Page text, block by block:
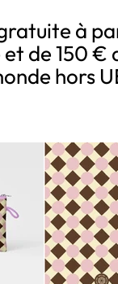
à
de 150 €
hors